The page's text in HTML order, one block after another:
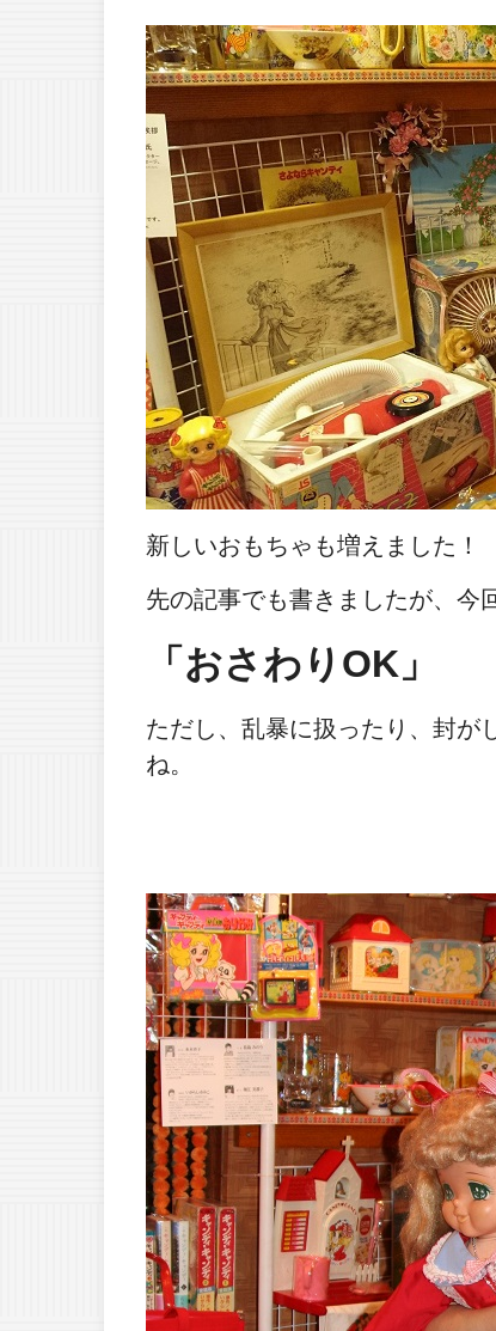
新しいおもちゃも増えました！
先の記事でも書きましたが、今
「おさわりOK」
ただし、乱暴に扱ったり、封が
ね。